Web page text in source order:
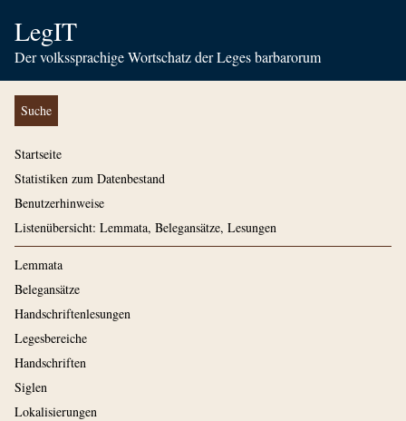
LegIT
Der volkssprachige Wortschatz der Leges barbarorum
Suche
Startseite
Statistiken zum Datenbestand
Benutzerhinweise
Listenübersicht: Lemmata, Belegansätze, Lesungen
Lemmata
Belegansätze
Handschriftenlesungen
Legesbereiche
Handschriften
Siglen
Lokalisierungen